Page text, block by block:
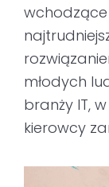
młodych
branży IT,
kierowcy